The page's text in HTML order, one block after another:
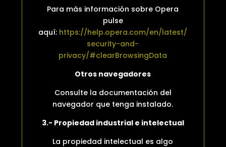
Para más información sobre Opera
pulse
aquí: https://help.opera.com/en/latest/
security-and-
privacy/#clearBrowsingData
Otros navegadores
Consulte la documentación del
navegador que tenga instalado.
3.- Propiedad industrial e intelectual
La propiedad intelectual es algo